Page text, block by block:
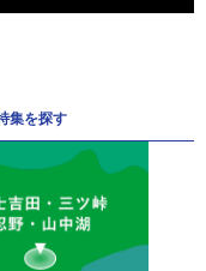
集を探す